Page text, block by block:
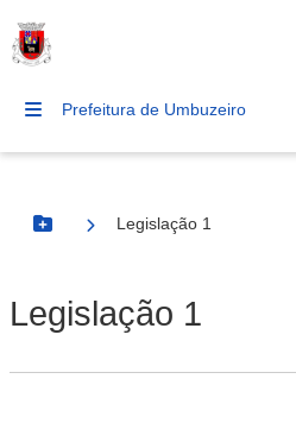
Prefeitura de Umbuzeiro
Botão Menu
Legislação 1
Legislação 1